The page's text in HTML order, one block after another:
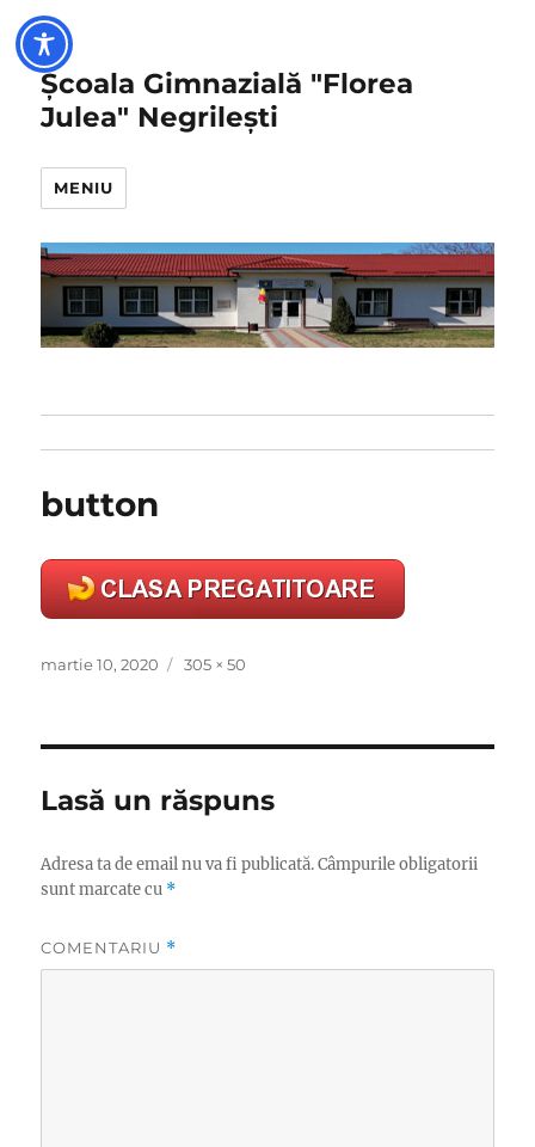
Școala Gimnazială "Florea
Julea" Negrilești
MENIU
button
Publicat
martie 10, 2020
Dimensiune
305 × 50
Lasă un răspuns
Adresa ta de email nu va fi publicată. Câmpurile obligatorii
sunt marcate cu *
COMENTARIU *